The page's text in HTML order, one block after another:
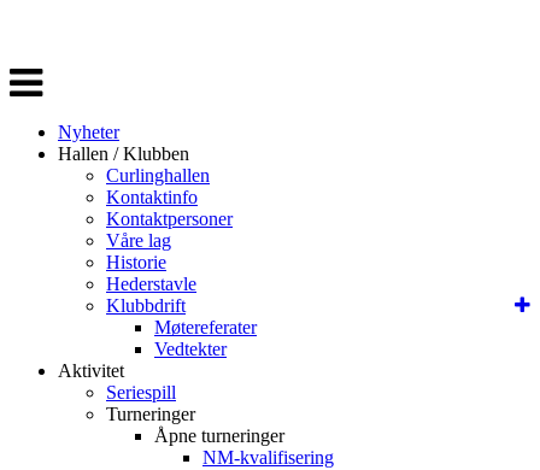
Veksle
navigasjon
Nyheter
Hallen / Klubben
Curlinghallen
Kontaktinfo
Kontaktpersoner
Våre lag
Historie
Hederstavle
Klubbdrift
Møtereferater
Vedtekter
Aktivitet
Seriespill
Turneringer
Åpne turneringer
NM-kvalifisering